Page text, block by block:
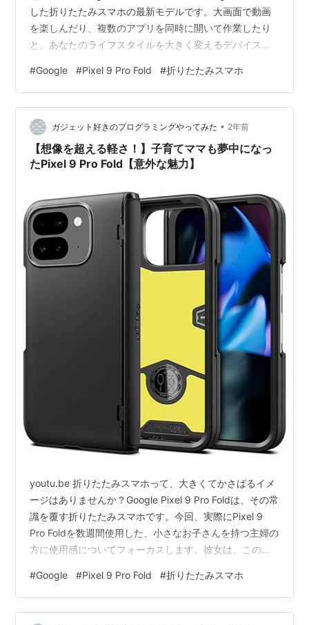
した折りたたみスマホの最新モデルです。大画面で動画
を楽しんだり、複数のアプリを同時に開いて作業したり
と、あなたのライフスタイルを大きく変えるデバイスで
ントが日々の生活をサポート。これはあなたのライフス
タイルを豊かにする可能性を秘めています。これだけの
ことができる、仕事も遊びも、これ一台で。それがPixel
9 Pro Foldなのです。 store.google.com 【おすすめポイ
ント】 ▪︎…
#Google #Pixel 9 Pro Fold #折りたたみスマホ
ガジェット好きのプログラミングやってみた • 2年前
【想像を超える軽さ！】子育てママも夢中になっ
たPixel 9 Pro Fold【意外な魅力】
youtu.be 折りたたみスマホって、大きくてかさばるイメ
ージはありませんか？Google Pixel 9 Pro Foldは、その常
識を覆す折りたたみスマホです。今回、実際にPixel 9
Pro Foldを数週間使用した、小さなお子さんを持つ主婦の
方に使用感についてフォーカスします。彼女は、このス
中の忙しい日々をサポートしてくれる心強い存在になっ
たと語ります。 1. デザインと重量妻はPixel 9 Pro Foldの
軽さと薄さに驚き、特に持ち運びやすさを重視していま
#Google #Pixel 9 Pro Fold #折りたたみスマホ